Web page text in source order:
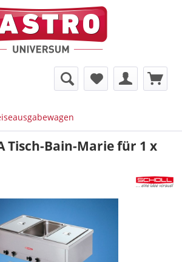
Tisch-Bain-Marie für 1 x